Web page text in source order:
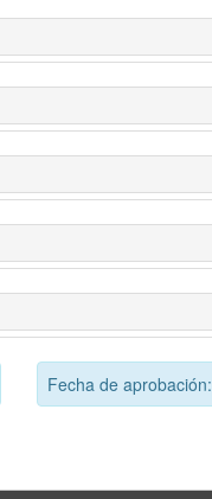
Fecha de aprobación: